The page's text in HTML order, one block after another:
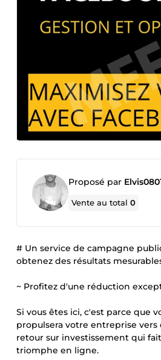
Proposé par
Vente au total0
# Un service de campagne
obtenez des résultats
~ Profitez d'une réduction
Si vous êtes ici, c'est parce que
propulsera votre entreprise
retour sur investissement qui
triomphe en ligne.